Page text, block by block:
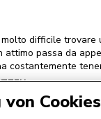
Cookies